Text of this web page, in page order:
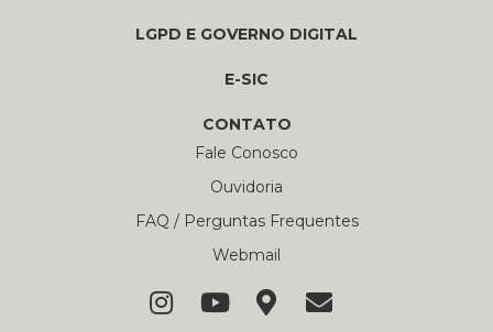
LGPD E GOVERNO DIGITAL
E-SIC
CONTATO
Fale Conosco
Ouvidoria
FAQ / Perguntas Frequentes
Webmail